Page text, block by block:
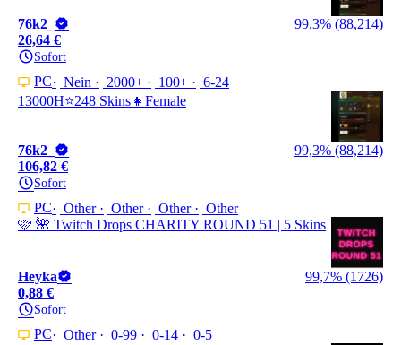
76k2_
99,3% (88,214)
26,64 €
Sofort
PC Nein 2000+ 100+
6-24
13000H⭐248 Skins👧Female
76k2_
99,3% (88,214)
106,82 €
Sofort
PC Other Other Other
Other
🩷 🌺 Twitch Drops CHARITY ROUND 51 | 5 Skins
Heyka
99,7% (1726)
0,88 €
Sofort
PC Other 0-99 0-14
0-5